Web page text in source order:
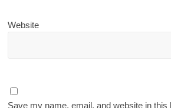
Website
Save my name, email, and website in this